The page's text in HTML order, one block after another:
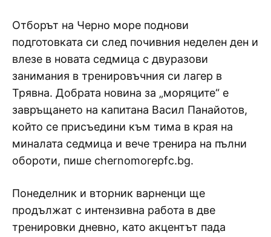
Отборът на Черно море поднови
подготовката си след почивния неделен ден и
влезе в новата седмица с двуразови
занимания в тренировъчния си лагер в
Трявна. Добрата новина за „моряците“ е
завръщането на капитана Васил Панайотов,
който се присъедини към тима в края на
миналата седмица и вече тренира на пълни
обороти, пише chernomorepfc.bg.
Понеделник и вторник варненци ще
продължат с интензивна работа в две
тренировки дневно, като акцентът пада